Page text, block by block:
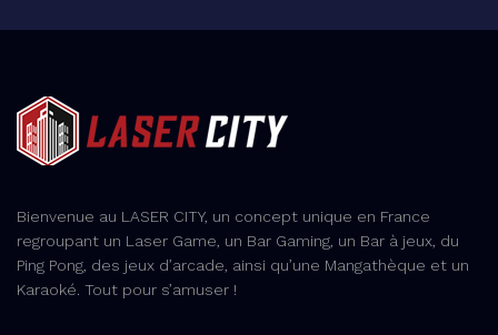
Bienvenue au LASER CITY, un concept unique en France
regroupant un Laser Game, un Bar Gaming, un Bar à jeux, du
Ping Pong, des jeux d’arcade, ainsi qu’une Mangathèque et un
Karaoké. Tout pour s’amuser !